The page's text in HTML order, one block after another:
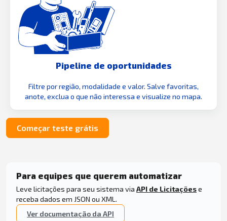
Pipeline de oportunidades
Filtre por região, modalidade e valor. Salve favoritas,
anote, exclua o que não interessa e visualize no mapa.
Começar teste grátis
Para equipes que querem automatizar
Leve licitações para seu sistema via API de Licitaçõese
receba dados em JSON ou XML.
Ver documentação da API